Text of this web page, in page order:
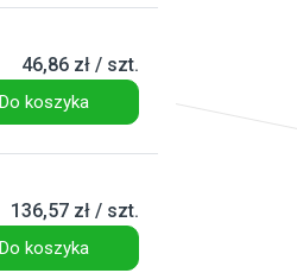
46,86 zł / szt.
Do koszyka
136,57 zł / szt.
Do koszyka